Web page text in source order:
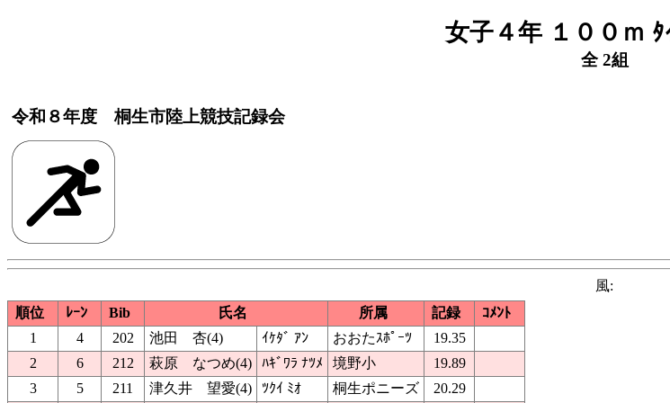
女子４年 １００ｍ ﾀ
全 2組
令和８年度 桐生市陸上競技記録会
風:
順位
ﾚｰﾝ Bib 氏名 所属 記録
ｺﾒﾝﾄ
1
4 202 池田 杏(4) ｲｹﾀﾞ ｱﾝ おおたｽﾎﾟｰﾂ
19.35
2
6 212 萩原 なつめ(4) ﾊｷﾞﾜﾗ ﾅﾂﾒ 境野小
19.89
3
5 211 津久井 望愛(4) ﾂｸｲ ﾐｵ 桐生ポニーズ
20.29